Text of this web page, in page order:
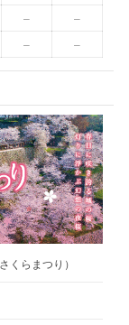
–
–
– –
くらまつり）